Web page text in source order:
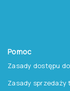
Pomoc
Zasady dostępu
Zasady sprzedaży